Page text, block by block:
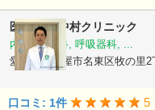
医療法人中村クリニック
内科, 小児科, 呼吸器科, ...
愛知県名古屋市名東区牧の里2
口コミ: 1件 5